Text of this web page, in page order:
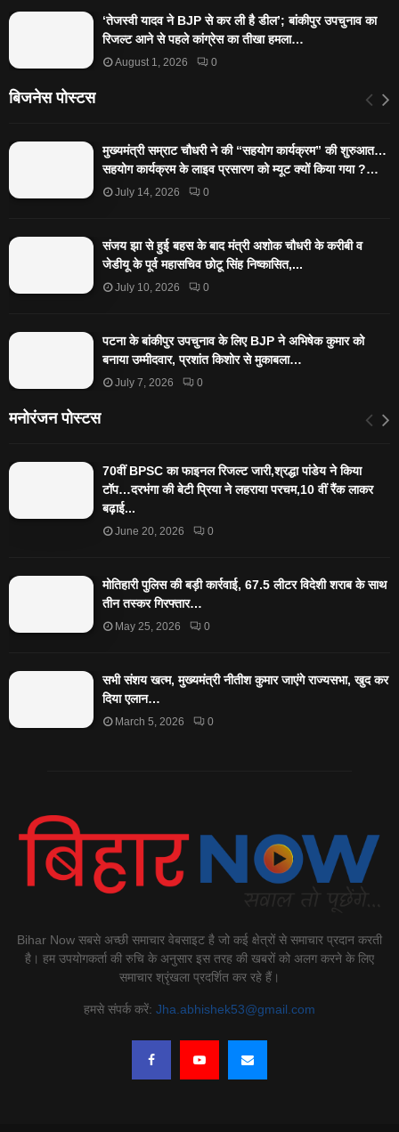
‘तेजस्‍वी यादव ने BJP से कर ली है डील’; बांकीपुर उपचुनाव का
रिजल्‍ट आने से पहले कांग्रेस का तीखा हमला…
August 1, 2026 0
बिजनेस पोस्टस
मुख्यमंत्री सम्राट चौधरी ने की “सहयोग कार्यक्रम” की शुरुआत…
सहयोग कार्यक्रम के लाइव प्रसारण को म्यूट क्यों किया गया ?…
July 14, 2026 0
संजय झा से हुई बहस के बाद मंत्री अशोक चौधरी के करीबी व
जेडीयू के पूर्व महासचिव छोटू सिंह निष्कासित,...
July 10, 2026 0
पटना के बांकीपुर उपचुनाव के लिए BJP ने अभिषेक कुमार को
बनाया उम्मीदवार, प्रशांत किशोर से मुकाबला…
July 7, 2026 0
मनोरंजन पोस्टस
70वीं BPSC का फाइनल रिजल्ट जारी,श्रद्धा पांडेय ने किया
टॉप…दरभंगा की बेटी प्रिया ने लहराया परचम,10 वीं रैंक लाकर
बढ़ाई...
June 20, 2026 0
मोतिहारी पुलिस की बड़ी कार्रवाई, 67.5 लीटर विदेशी शराब के साथ
तीन तस्कर गिरफ्तार…
May 25, 2026 0
सभी संशय खत्म, मुख्यमंत्री नीतीश कुमार जाएंगे राज्यसभा, खुद कर
दिया एलान…
March 5, 2026 0
Bihar Now सबसे अच्छी समाचार वेबसाइट है जो कई क्षेत्रों से समाचार प्रदान करती
है। हम उपयोगकर्ता की रुचि के अनुसार इस तरह की खबरों को अलग करने के लिए
समाचार श्रृंखला प्रदर्शित कर रहे हैं।
हमसे संपर्क करें: Jha.abhishek53@gmail.com